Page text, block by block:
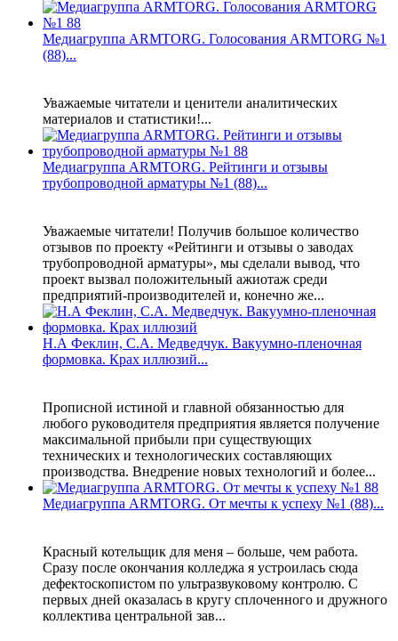
Медиагруппа ARMTORG. Голосования ARMTORG №1
(88)...
Уважаемые читатели и ценители аналитических
материалов и статистики!...
Медиагруппа ARMTORG. Рейтинги и отзывы
трубопроводной арматуры №1 (88)...
Уважаемые читатели! Получив большое количество
отзывов по проекту «Рейтинги и отзывы о заводах
трубопроводной арматуры», мы сделали вывод, что
проект вызвал положительный ажиотаж среди
предприятий-производителей и, конечно же...
Н.А Феклин, С.А. Медведчук. Вакуумно-пленочная
формовка. Крах иллюзий...
Прописной истиной и главной обязанностью для
любого руководителя предприятия является получение
максимальной прибыли при существующих
технических и технологических составляющих
производства. Внедрение новых технологий и более...
Медиагруппа ARMTORG. От мечты к успеху №1 (88)...
Красный котельщик для меня – больше, чем работа.
Сразу после окончания колледжа я устроилась сюда
дефектоскопистом по ультразвуковому контролю. С
первых дней оказалась в кругу сплоченного и дружного
коллектива центральной зав...